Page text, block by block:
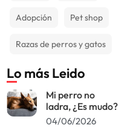
Adopción Pet shop
Razas de perros y gatos
Lo más Leido
Mi perro no
ladra, ¿Es mudo?
04/06/2026